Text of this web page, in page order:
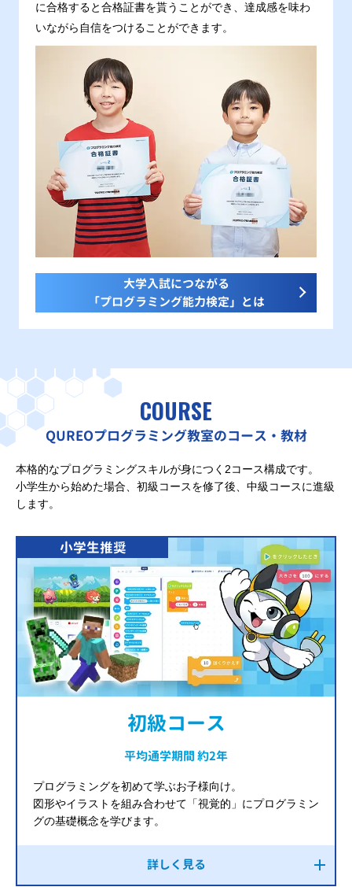
に合格すると合格証書を貰うことができ、達成感を味わ
いながら自信をつけることができます。
大学入試につながる
「プログラミング能力検定」とは
COURSE
QUREOプログラミング教室のコース・教材
本格的なプログラミングスキルが身につく2コース構成です。
小学生から始めた場合、初級コースを修了後、中級コースに進級
します。
小学生推奨
初級コース
平均通学期間 約2年
プログラミングを初めて学ぶお子様向け。
図形やイラストを組み合わせて「視覚的」にプログラミン
グの基礎概念を学びます。
詳しく見る